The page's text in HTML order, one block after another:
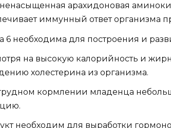
арахидоновая
иммунный ответ организма
6 необходима для построения и
на высокую калорийность и
холестерина из организма.
кормлении младенца
необходим для выработки